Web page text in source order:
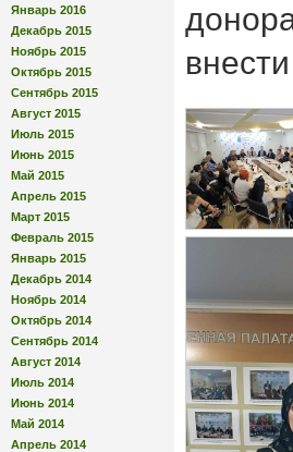
Январь 2016
Декабрь 2015
Ноябрь 2015
Октябрь 2015
Сентябрь 2015
Август 2015
Июль 2015
Июнь 2015
Май 2015
Апрель 2015
Март 2015
Февраль 2015
Январь 2015
Декабрь 2014
Ноябрь 2014
Октябрь 2014
Сентябрь 2014
Август 2014
Июль 2014
Июнь 2014
Май 2014
Апрель 2014